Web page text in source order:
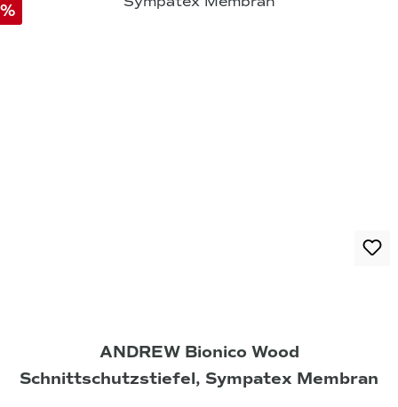
%
ANDREW Bionico Wood
Schnittschutzstiefel, Sympatex Membran